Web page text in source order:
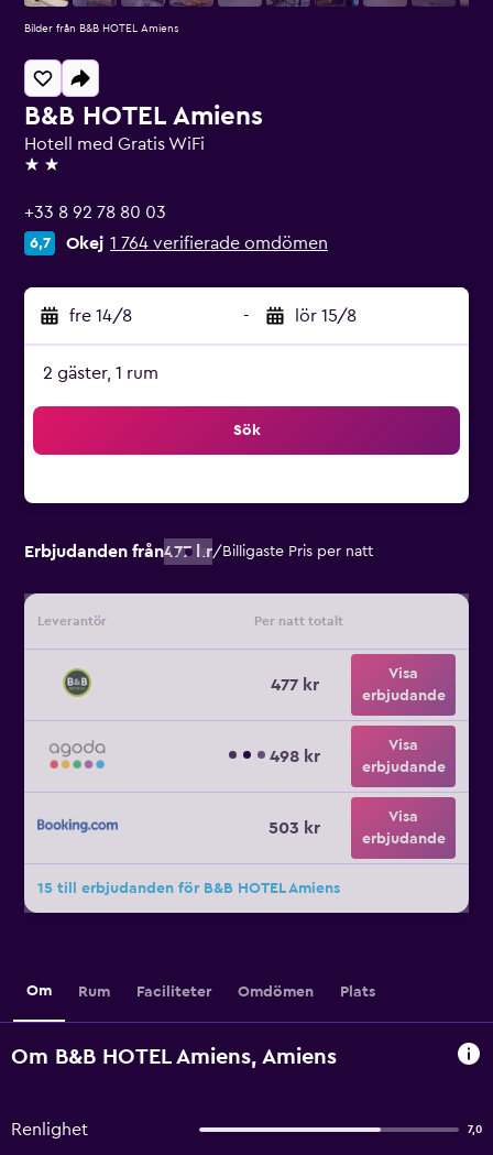
B&B HOTEL Amiens
Hotell med Gratis WiFi
2 stjärnor
+33 8 92 78 80 03
6,7 Okej 1 764 verifierade omdömen
fre 14/8 - lör 15/8
2 gäster, 1 rum
Sök
Erbjudanden från477 kr/ Billigaste Pris per natt
Leverantör Per natt totalt
477 kr
Visa
erbjudande
498 kr
Visa
erbjudande
503 kr
Visa
erbjudande
15 till erbjudanden för B&B HOTEL Amiens
Bilder från B&B HOTEL Amiens
Om Rum Faciliteter Omdömen Plats
Om B&B HOTEL Amiens, Amiens
Renlighet 7,0